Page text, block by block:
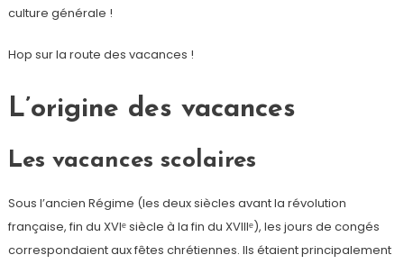
culture générale !
Hop sur la route des vacances !
L’origine des vacances
Les vacances scolaires
Sous l’ancien Régime (les deux siècles avant la révolution
française, fin du XVIᵉ siècle à la fin du XVIIIᵉ), les jours de congés
correspondaient aux fêtes chrétiennes. Ils étaient principalement